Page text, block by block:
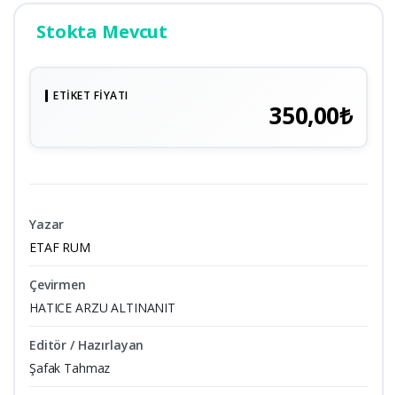
Stokta Mevcut
ETIKET FIYATI
350,00₺
Yazar
ETAF RUM
Çevirmen
HATICE ARZU ALTINANIT
Editör / Hazırlayan
Şafak Tahmaz